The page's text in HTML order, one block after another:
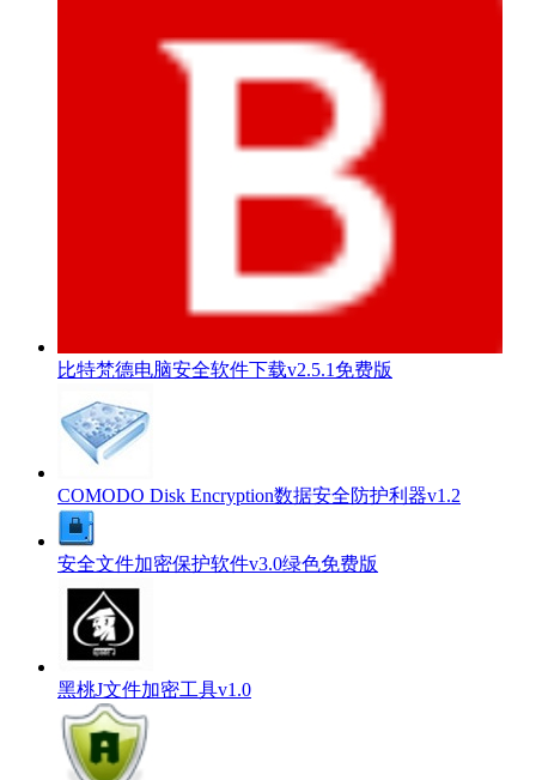
比特梵德电脑安全软件下载v2.5.1免费版
COMODO Disk Encryption数据安全防护利器v1.2
安全文件加密保护软件v3.0绿色免费版
黑桃J文件加密工具v1.0